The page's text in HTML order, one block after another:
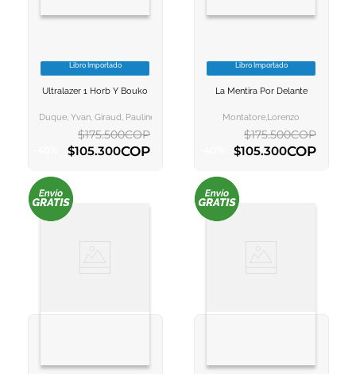
VER INFORMACION
Libro Importado
Ultralazer 1 Horb Y Bouko
Duque, Yvan, Giraud, Pauline, Henry, Maxence, Fernando Ballesteros Vega
$175.500COP
$105.300COP
AGREGAR AL CARRITO
VER INFORMACION
Libro Importado
La Mentira Por Delante
Montatore,lorenzo
$175.500COP
$105.300COP
AGREGAR AL CARRITO